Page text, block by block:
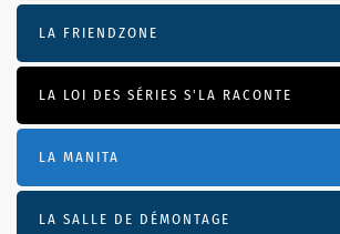
LA FRIENDZONE
LA LOI DES SÉRIES S'LA RACONTE
LA MANITA
LA SALLE DE DÉMONTAGE